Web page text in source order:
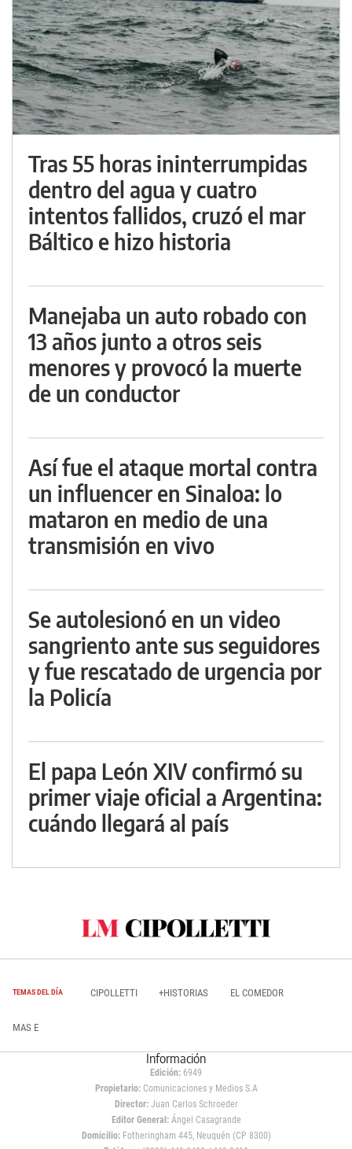
Tras 55 horas ininterrumpidas
dentro del agua y cuatro
intentos fallidos, cruzó el mar
Báltico e hizo historia
Manejaba un auto robado con
13 años junto a otros seis
menores y provocó la muerte
de un conductor
Así fue el ataque mortal contra
un influencer en Sinaloa: lo
mataron en medio de una
transmisión en vivo
Se autolesionó en un video
sangriento ante sus seguidores
y fue rescatado de urgencia por
la Policía
El papa León XIV confirmó su
primer viaje oficial a Argentina:
cuándo llegará al país
TEMAS DEL DÍA CIPOLLETTI +HISTORIAS EL COMEDOR
MAS E
Información
Edición: 6949
Propietario:Comunicaciones y Medios S.A
Director: Juan Carlos Schroeder
Editor General:Ángel Casagrande
Domicilio:Fotheringham 445, Neuquén (CP 8300)